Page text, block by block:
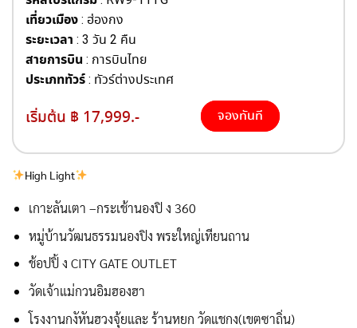
เที่ยวเมือง : ฮ่องกง
ระยะเวลา : 3 วัน 2 คืน
สายการบิน : การบินไทย
ประเภททัวร์ : ทัวร์ต่างประเทศ
เริ่มต้น ฿ 17,999.- จองทันที
High Light
เกาะลันเตา –กระเช้านองปิ ง 360
หมู่บ้านวัฒนธรรมนองปิง พระใหญ่เทียนถาน
ช้อปปิ้ ง CITY GATE OUTLET
วัดเจ้าแม่กวนอิมฮองฮา
โรงงานกงัหันฮวงจุ้ยและ ร้านหยก วัดแชกง(เขตซาถิ่น)